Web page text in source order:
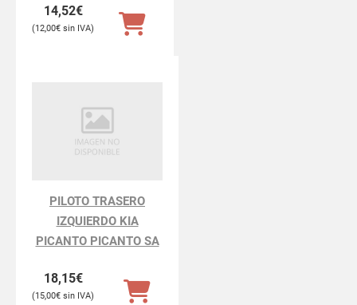
14,52€
12,00€
PILOTO TRASERO
IZQUIERDO KIA
PICANTO PICANTO SA
18,15€
15,00€